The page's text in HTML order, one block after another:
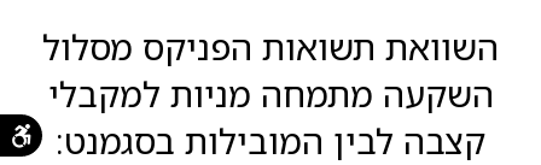
השוואת תשואות הפניקס מסלול
השקעה מתמחה מניות למקבלי
קצבה לבין המובילות בסגמנט: